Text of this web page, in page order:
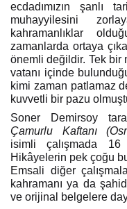
ecdadımızın şanlı
muhayyilesini
kahramanlıklar
zamanlarda ortaya
önemli değildir. Tek bir
vatanı içinde
kimi zaman patlamaz
kuvvetli bir pazu
Soner Demirsoy
Çamurlu Kaftanı
isimli çalışmada 16
Hikâyelerin pek çoğu
Emsali diğer
kahramanı ya da
ve orijinal belgelere